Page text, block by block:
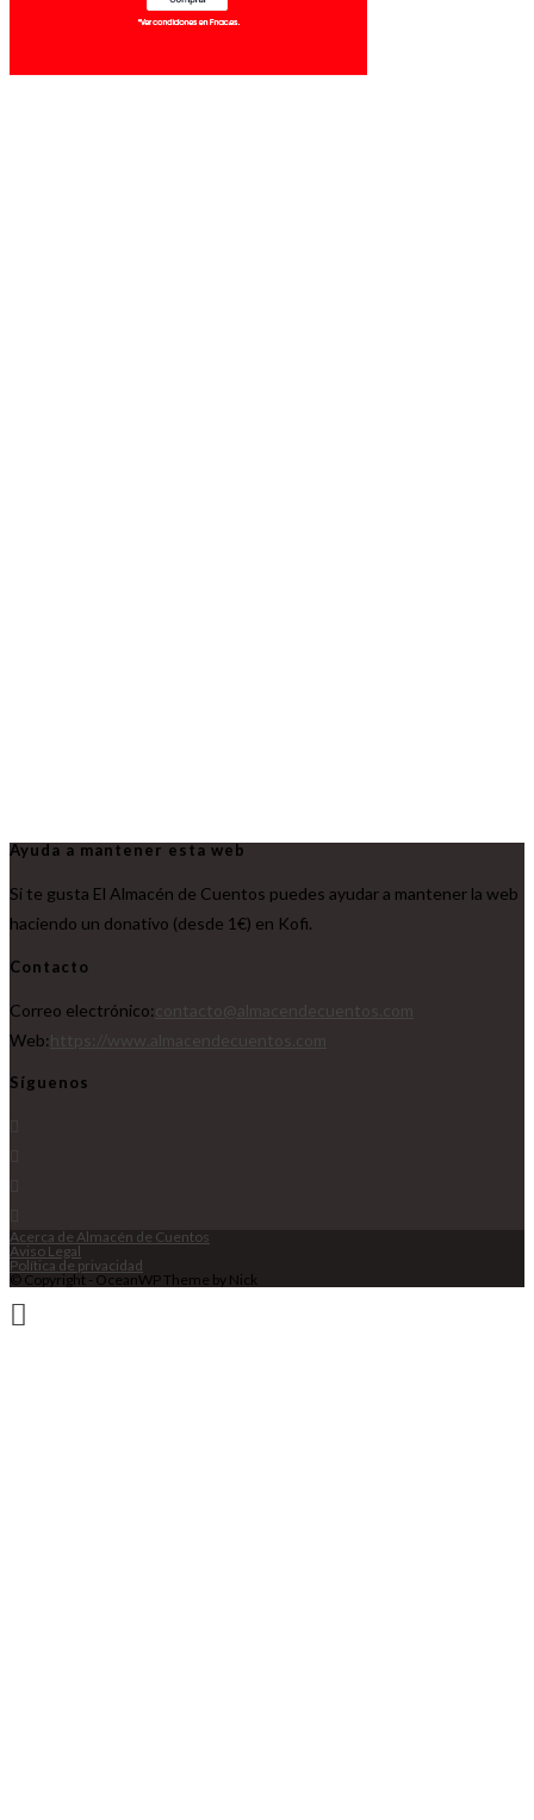
Ayuda a mantener esta web
Si te gusta El Almacén de Cuentos puedes ayudar a mantener la web
haciendo un donativo (desde 1€) en Kofi.
Contacto
Correo electrónico:
Web:
Síguenos
Acerca de Almacén de Cuentos
Aviso Legal
Política de privacidad
© Copyright - OceanWP Theme by Nick